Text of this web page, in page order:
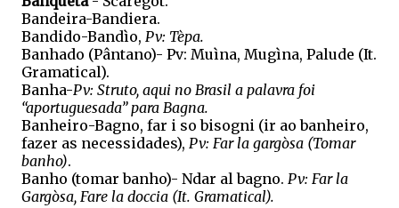
Bandeira-Bandiera.
Bandido-Bandìo, Pv: Tèpa.
Banhado (Pântano)- Pv: Muìna, Mugìna, Palude (It.
Gramatical).
Banha-Pv: Struto, aqui no Brasil a palavra foi
“aportuguesada” para Bagna.
Banheiro-Bagno, far i so bisogni (ir ao banheiro,
fazer as necessidades), Pv: Far la gargòsa (Tomar
banho).
Banho (tomar banho)- Ndar al bagno. Pv: Far la
Gargòsa, Fare la doccia (It. Gramatical).